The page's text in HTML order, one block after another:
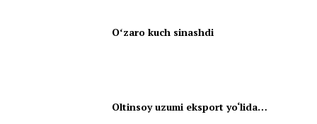
Oʻzaro kuch sinashdi
Oltinsoy uzumi eksport yo‘lida…